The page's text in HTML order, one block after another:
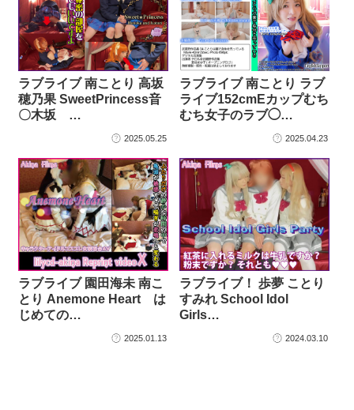
ラブライブ 南ことり 高坂
穂乃果 SweetPrincess音
〇木坂 …
2025.05.25
ラブライブ 南ことり ラブ
ライブ152cmEカップむち
むち女子のラブ◯…
2025.04.23
ラブライブ 園田海未 南こ
とり Anemone Heart は
じめての…
2025.01.13
ラブライブ！ 歩夢 ことり
すみれ School Idol
Girls…
2024.03.10